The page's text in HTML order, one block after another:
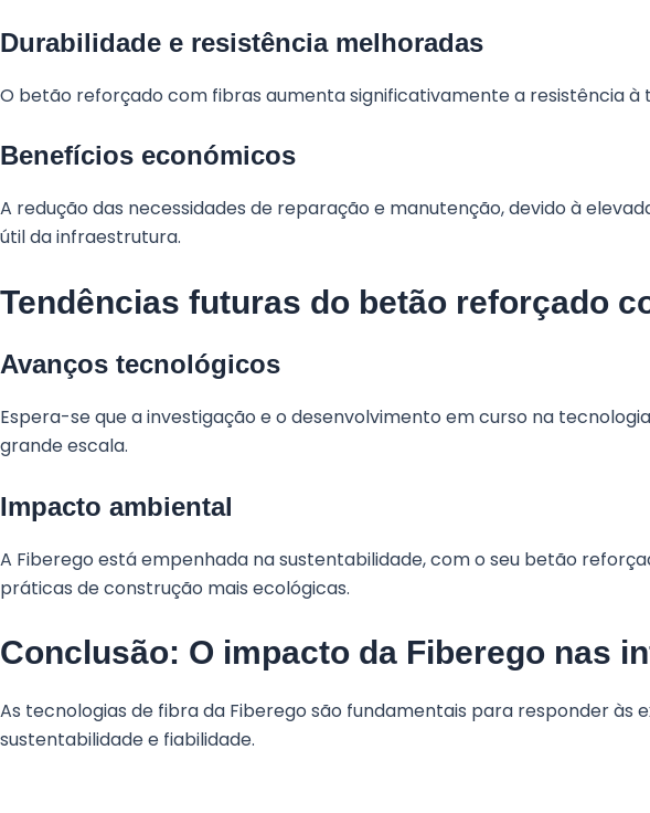
Durabilidade e resistência melhoradas
O betão reforçado com fibras aumenta significativamente a resistência
Benefícios económicos
A redução das necessidades de reparação e manutenção, devido à
útil da infraestrutura.
Tendências futuras do betão reforçado
Avanços tecnológicos
Espera-se que a investigação e o desenvolvimento em curso na
grande escala.
Impacto ambiental
A Fiberego está empenhada na sustentabilidade, com o seu betão
práticas de construção mais ecológicas.
Conclusão: O impacto da Fiberego nas
As tecnologias de fibra da Fiberego são fundamentais para responder
sustentabilidade e fiabilidade.